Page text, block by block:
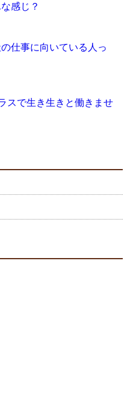
感じ？
仕事に向いている人っ
スで生き生きと働きませ